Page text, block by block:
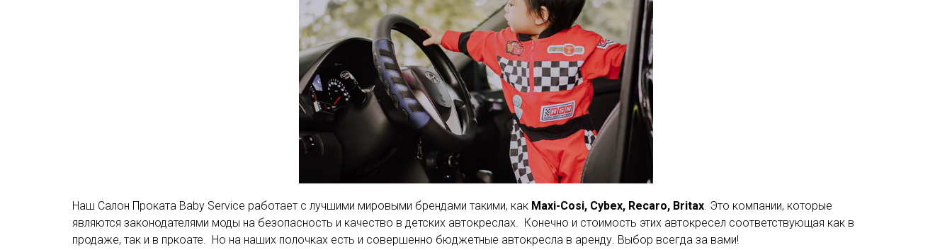
Наш Салон Проката Baby Service работает с лучшими мировыми брендами такими, как Maxi-Cosi, Cybex, Recaro, Britax. Это компании, которые
являются законодателями моды на безопасность и качество в детских автокреслах. Конечно и стоимость этих автокресел соответствующая как в
продаже, так и в пркоате. Но на наших полочках есть и совершенно бюджетные автокресла в аренду. Выбор всегда за вами!